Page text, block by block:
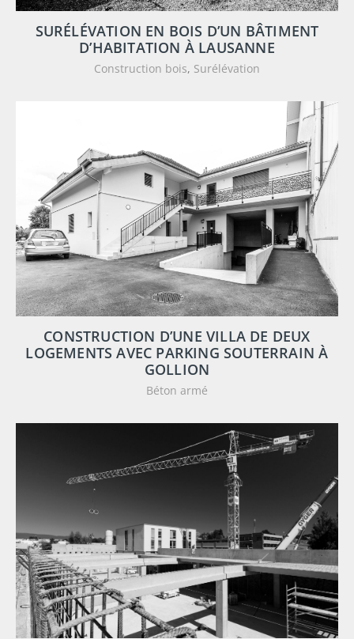
SURÉLÉVATION EN BOIS D’UN BÂTIMENT
D’HABITATION À LAUSANNE
Construction bois, Surélévation
CONSTRUCTION D’UNE VILLA DE DEUX
LOGEMENTS AVEC PARKING SOUTERRAIN À
GOLLION
Béton armé